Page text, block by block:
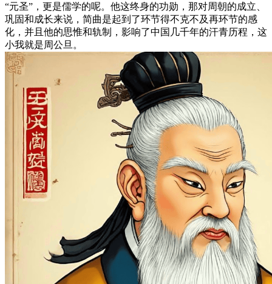
“元圣”，更是儒学的呢。他这终身的功勋，那对周朝的成立、
巩固和成长来说，简曲是起到了环节得不克不及再环节的感
化，并且他的思惟和轨制，影响了中国几千年的汗青历程，这
小我就是周公旦。